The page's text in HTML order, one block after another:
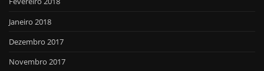
Janeiro 2018
Dezembro 2017
Novembro 2017